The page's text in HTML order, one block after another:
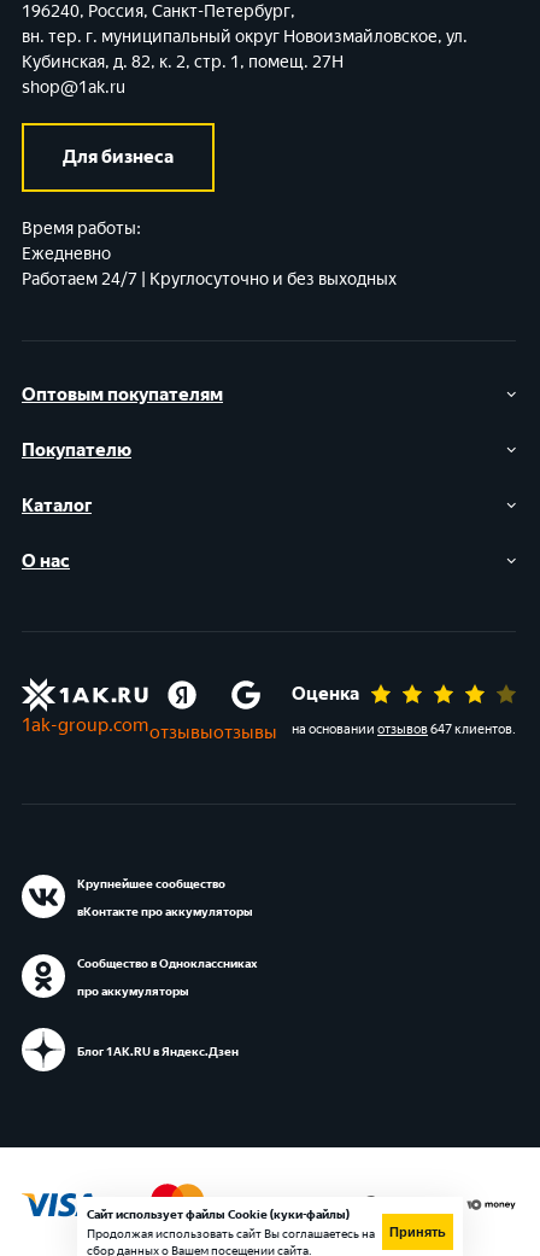
Сайт использует файлы Cookie (куки-файлы)
Продолжая использовать сайт Вы соглашаетесь на
сбор данных о Вашем посещении сайта.
Принять
Оптовым покупателям
Покупателю
Каталог
О нас
196240, Россия, Санкт-Петербург,
вн. тер. г. муниципальный округ Новоизмайловское, ул.
Кубинская, д. 82, к. 2, стр. 1, помещ. 27Н
shop@1ak.ru
Для бизнеса
Время работы:
Ежедневно
Работаем 24/7 | Круглосуточно и без выходных
1ak-group.comотзывыотзывы
Оценка
на основании отзывов647 клиентов.
Крупнейшее сообщество
вКонтакте про аккумуляторы
Сообщество в Одноклассниках
про аккумуляторы
Блог 1АК.RU в Яндекс.Дзен